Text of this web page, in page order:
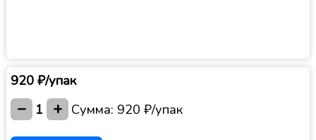
920 ₽/упак
− 1 + Сумма: 920 ₽/упак